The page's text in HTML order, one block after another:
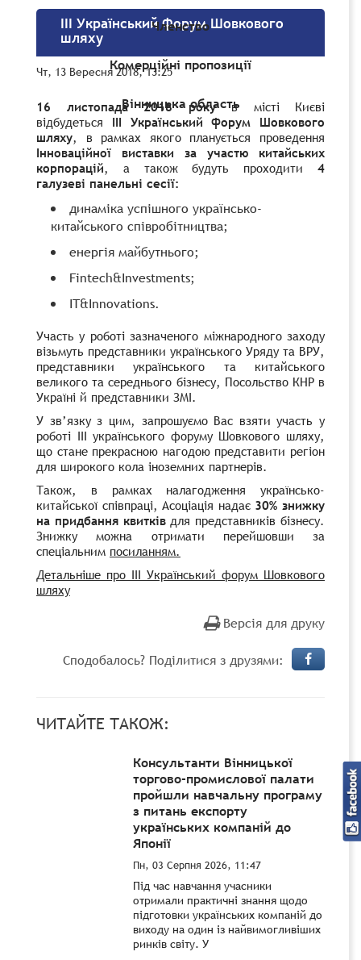
Членство
Комерційні пропозиції
Вінницька область
ІІІ Український форум Шовкового
шляху
Чт, 13 Вересня 2018, 13:25
16 листопада 2018 рокув місті Києві
відбудеться ІІІ Український форум Шовкового
шляху, в рамках якого планується проведення
Інноваційної виставки за участю китайських
корпорацій, а також будуть проходити 4
галузеві панельні сесії:
динаміка успішного українсько-
китайського співробітництва;
енергія майбутнього;
Fintech&Investments;
IT&Innovations.
Участь у роботі зазначеного міжнародного заходу
візьмуть представники українського Уряду та ВРУ,
представники українського та китайського
великого та середнього бізнесу, Посольство КНР в
Україні й представники ЗМІ.
У зв’язку з цим, запрошуємо Вас взяти участь у
роботі ІІІ українського форуму Шовкового шляху,
що стане прекрасною нагодою представити регіон
для широкого кола іноземних партнерів.
Також, в рамках налагодження українсько-
китайської співпраці, Асоціація надає 30% знижку
на придбання квитківдля представників бізнесу.
Знижку можна отримати перейшовши за
спеціальним посиланням.
Детальніше про ІІІ Український форум Шовкового
шляху
Версія для друку
Сподобалось? Поділитися з друзями:
ЧИТАЙТЕ ТАКОЖ:
Консультанти Вінницької
торгово-промислової палати
пройшли навчальну програму
з питань експорту
українських компаній до
Японії
Пн, 03 Серпня 2026, 11:47
Під час навчання учасники
отримали практичні знання щодо
підготовки українських компаній до
виходу на один із найвимогливіших
ринків світу. У